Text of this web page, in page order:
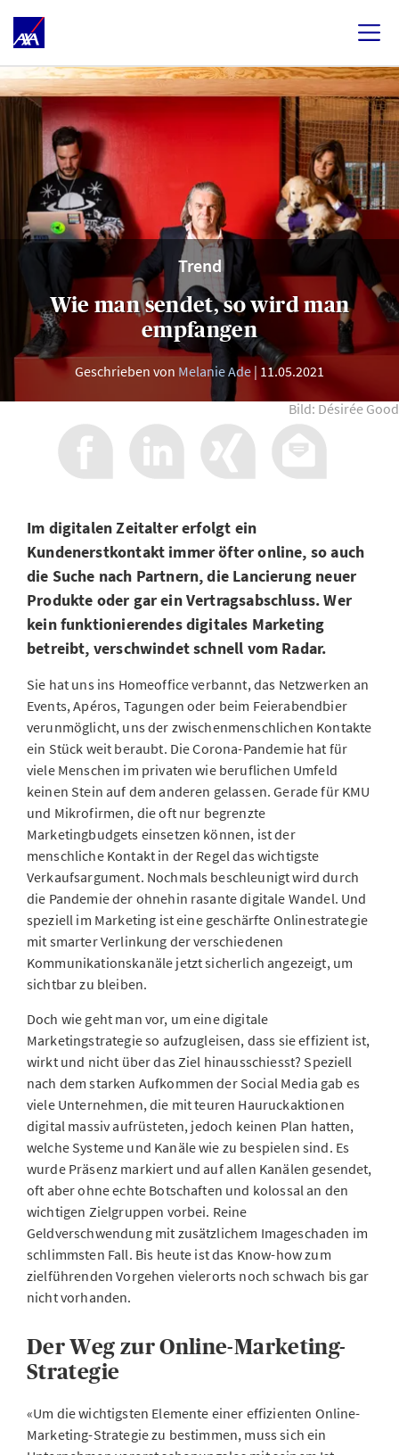
Trend
Wie man sendet, so wird man
empfangen
Geschrieben von Melanie Ade 11.05.2021
Bild: Désirée Good
Im digitalen Zeitalter erfolgt ein
Kundenerstkontakt immer öfter online, so auch
die Suche nach Partnern, die Lancierung neuer
Produkte oder gar ein Vertragsabschluss. Wer
kein funktionierendes digitales Marketing
betreibt, verschwindet schnell vom Radar.
Sie hat uns ins Homeoffice verbannt, das Netzwerken an
Events, Apéros, Tagungen oder beim Feierabendbier
verunmöglicht, uns der zwischenmenschlichen Kontakte
ein Stück weit beraubt. Die Corona-Pandemie hat für
viele Menschen im privaten wie beruflichen Umfeld
keinen Stein auf dem anderen gelassen. Gerade für KMU
und Mikrofirmen, die oft nur begrenzte
Marketingbudgets einsetzen können, ist der
menschliche Kontakt in der Regel das wichtigste
Verkaufsargument. Nochmals beschleunigt wird durch
die Pandemie der ohnehin rasante digitale Wandel. Und
speziell im Marketing ist eine geschärfte Onlinestrategie
mit smarter Verlinkung der verschiedenen
Kommunikationskanäle jetzt sicherlich angezeigt, um
sichtbar zu bleiben.
Doch wie geht man vor, um eine digitale
Marketingstrategie so aufzugleisen, dass sie effizient ist,
wirkt und nicht über das Ziel hinausschiesst? Speziell
nach dem starken Aufkommen der Social Media gab es
viele Unternehmen, die mit teuren Hauruckaktionen
digital massiv aufrüsteten, jedoch keinen Plan hatten,
welche Systeme und Kanäle wie zu bespielen sind. Es
wurde Präsenz markiert und auf allen Kanälen gesendet,
oft aber ohne echte Botschaften und kolossal an den
wichtigen Zielgruppen vorbei. Reine
Geldverschwendung mit zusätzlichem Imageschaden im
schlimmsten Fall. Bis heute ist das Know-how zum
zielführenden Vorgehen vielerorts noch schwach bis gar
nicht vorhanden.
Der Weg zur Online-Marketing-
Strategie
«Um die wichtigsten Elemente einer effizienten Online-
Marketing-Strategie zu bestimmen, muss sich ein